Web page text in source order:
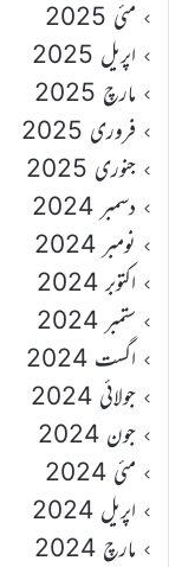
مئی 2025
اپریل 2025
مارچ 2025
فروری 2025
جنوری 2025
دسمبر 2024
نومبر 2024
اکتوبر 2024
ستمبر 2024
اگست 2024
جولائی 2024
جون 2024
مئی 2024
اپریل 2024
مارچ 2024